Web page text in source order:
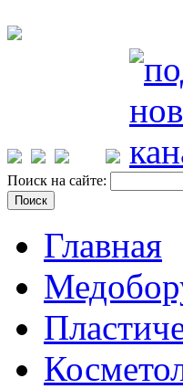
Поиск на сайте:
Главная